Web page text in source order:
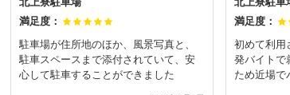
満足度：
駐車場が住所地のほか、風景写真と、
駐車スペースまで添付されていて、安
心して駐車することができました
満足度：
初めて利用
発バイトで
ため近場で
したらタ